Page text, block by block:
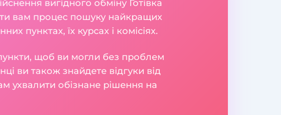
вигідного обміну Готівка
вам процес пошуку найкращих
пунктах, їх курсах і комісіях.
щоб ви могли без проблем
ви також знайдете відгуки від
ухвалити обізнане рішення на